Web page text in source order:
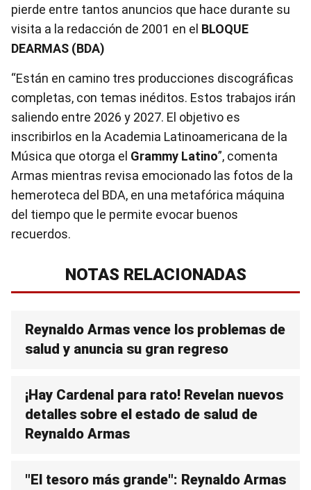
pierde entre tantos anuncios que hace durante su
visita a la redacción de 2001 en el BLOQUE
DEARMAS (BDA)
“Están en camino tres producciones discográficas
completas, con temas inéditos. Estos trabajos irán
saliendo entre 2026 y 2027. El objetivo es
inscribirlos en la Academia Latinoamericana de la
Música que otorga el Grammy Latino”, comenta
Armas mientras revisa emocionado las fotos de la
hemeroteca del BDA, en una metafórica máquina
del tiempo que le permite evocar buenos
recuerdos.
NOTAS RELACIONADAS
Reynaldo Armas vence los problemas de
salud y anuncia su gran regreso
¡Hay Cardenal para rato! Revelan nuevos
detalles sobre el estado de salud de
Reynaldo Armas
"El tesoro más grande": Reynaldo Armas